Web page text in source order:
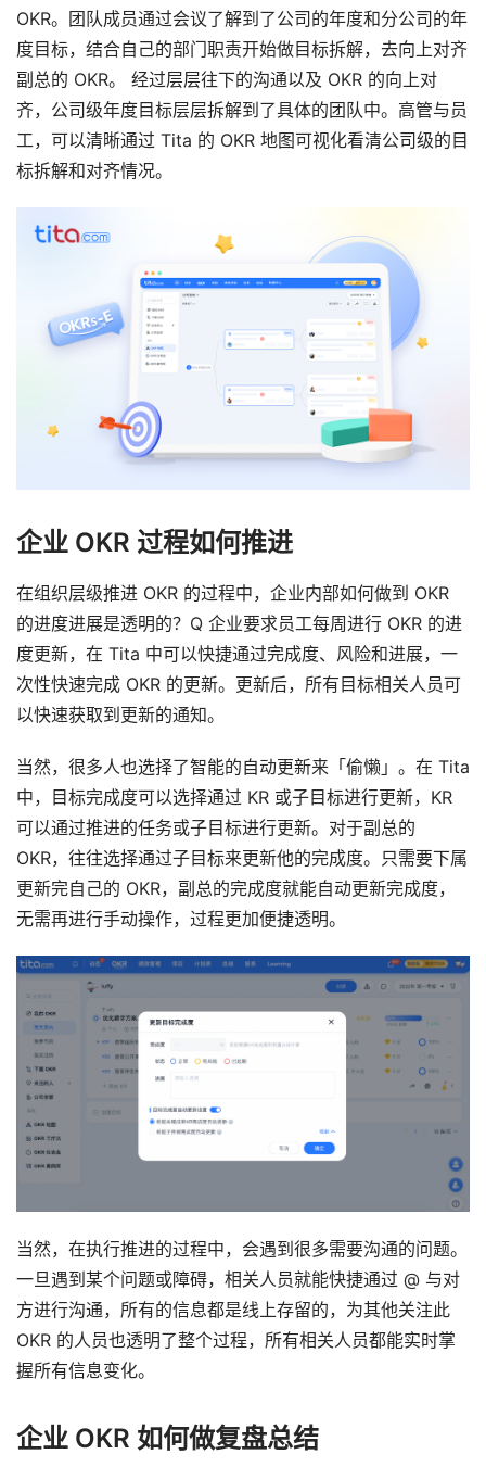
OKR。团队成员通过会议了解到了公司的年度和分公司的年
度目标，结合自己的部门职责开始做目标拆解，去向上对齐
副总的 OKR。 经过层层往下的沟通以及 OKR 的向上对
齐，公司级年度目标层层拆解到了具体的团队中。高管与员
工，可以清晰通过 Tita 的 OKR 地图可视化看清公司级的目
标拆解和对齐情况。
企业 OKR 过程如何推进
在组织层级推进 OKR 的过程中，企业内部如何做到 OKR
的进度进展是透明的？Q 企业要求员工每周进行 OKR 的进
度更新，在 Tita 中可以快捷通过完成度、风险和进展，一
次性快速完成 OKR 的更新。更新后，所有目标相关人员可
以快速获取到更新的通知。
当然，很多人也选择了智能的自动更新来「偷懒」。在 Tita
中，目标完成度可以选择通过 KR 或子目标进行更新，KR
可以通过推进的任务或子目标进行更新。对于副总的
OKR，往往选择通过子目标来更新他的完成度。只需要下属
更新完自己的 OKR，副总的完成度就能自动更新完成度，
无需再进行手动操作，过程更加便捷透明。
当然，在执行推进的过程中，会遇到很多需要沟通的问题。
一旦遇到某个问题或障碍，相关人员就能快捷通过 @ 与对
方进行沟通，所有的信息都是线上存留的，为其他关注此
OKR 的人员也透明了整个过程，所有相关人员都能实时掌
握所有信息变化。
企业 OKR 如何做复盘总结